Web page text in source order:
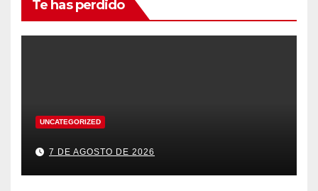
Te has perdido
UNCATEGORIZED
7 DE AGOSTO DE 2026